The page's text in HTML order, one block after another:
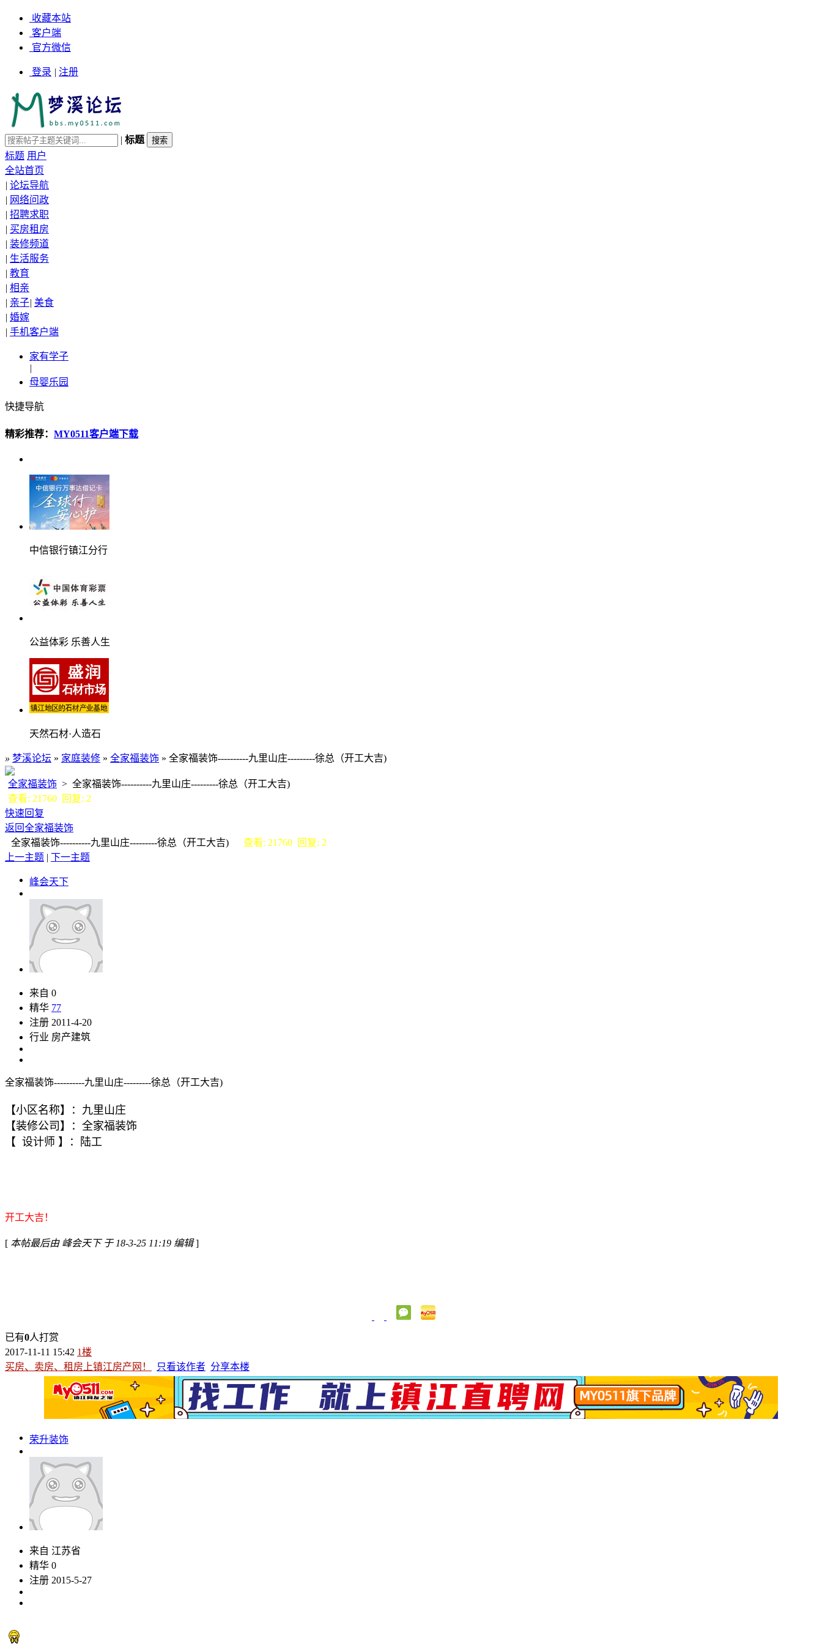
收藏本站
客户端
官方微信
登录 | 注册
| 标题
标题 用户
全站首页
| 论坛导航
| 网络问政
| 招聘求职
| 买房租房
| 装修频道
| 生活服务
| 教育
| 相亲
| 亲子| 美食
| 婚嫁
| 手机客户端
家有学子
|
母婴乐园
快捷导航
精彩推荐： MY0511客户端下载
中信银行镇江分行
公益体彩 乐善人生
天然石材·人造石
» 梦溪论坛 » 家庭装修 » 全家福装饰 » 全家福装饰----------九里山庄---------徐总（开工大吉)
全家福装饰 > 全家福装饰----------九里山庄---------徐总（开工大吉)
查看: 21760 回复: 2
快速回复
返回全家福装饰
全家福装饰----------九里山庄---------徐总（开工大吉) 查看: 21760 回复: 2
上一主题 | 下一主题
峰会天下
来自 0
精华 77
注册 2011-4-20
行业 房产建筑
全家福装饰----------九里山庄---------徐总（开工大吉)
【小区名称】： 九里山庄
【装修公司】：全家福装饰
【 设计师 】：陆工
开工大吉！
[ 本帖最后由 峰会天下 于 18-3-25 11:19 编辑]
已有0人打赏
2017-11-11 15:42 1楼
买房、卖房、租房上镇江房产网！
只看该作者 分享本楼
荣升装饰
来自 江苏省
精华 0
注册 2015-5-27